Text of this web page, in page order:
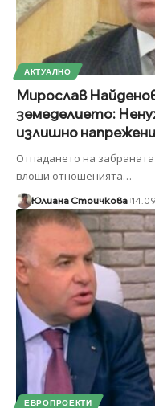
АКТУАЛНО
Мирослав
земеделието:
излишно
Отпадането на
влоши отношенията…
Юлиана Стоичкова
ЕВРОПРОЕКТИ